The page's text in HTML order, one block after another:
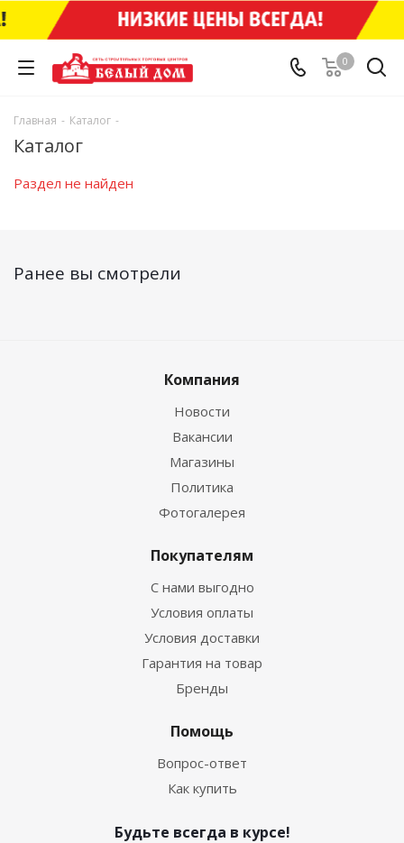
0
Главная - Каталог -
Каталог
Раздел не найден
Ранее вы смотрели
Компания
Новости
Вакансии
Магазины
Политика
Фотогалерея
Покупателям
С нами выгодно
Условия оплаты
Условия доставки
Гарантия на товар
Бренды
Помощь
Вопрос-ответ
Как купить
Будьте всегда в курсе!